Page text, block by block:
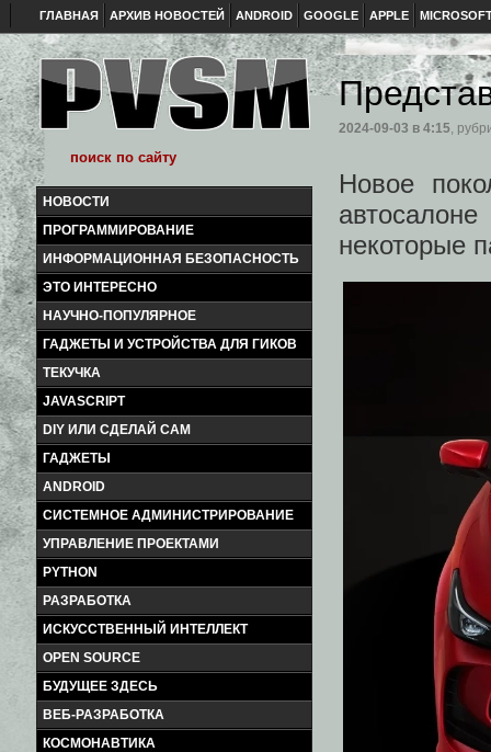
ГЛАВНАЯ АРХИВ НОВОСТЕЙ ANDROID GOOGLE APPLE
НОВОСТИ
ПРОГРАММИРОВАНИЕ
ИНФОРМАЦИОННАЯ БЕЗОПАСНОСТЬ
ЭТО ИНТЕРЕСНО
НАУЧНО-ПОПУЛЯРНОЕ
ГАДЖЕТЫ И УСТРОЙСТВА ДЛЯ ГИКОВ
ТЕКУЧКА
JAVASCRIPT
DIY ИЛИ СДЕЛАЙ САМ
ГАДЖЕТЫ
ANDROID
СИСТЕМНОЕ АДМИНИСТРИРОВАНИЕ
УПРАВЛЕНИЕ ПРОЕКТАМИ
PYTHON
РАЗРАБОТКА
ИСКУССТВЕННЫЙ ИНТЕЛЛЕКТ
OPEN SOURCE
БУДУЩЕЕ ЗДЕСЬ
ВЕБ-РАЗРАБОТКА
КОСМОНАВТИКА
2024-09-03 в 4:15,
Новое
некоторые